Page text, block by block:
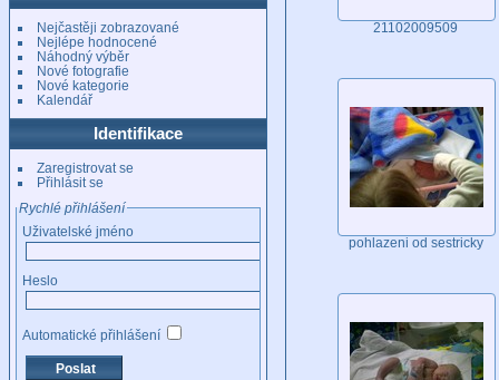
Nejčastěji zobrazované
Nejlépe hodnocené
Náhodný výběr
Nové fotografie
Nové kategorie
Kalendář
Identifikace
Zaregistrovat se
Přihlásit se
Rychlé přihlášení
Uživatelské jméno
Heslo
Automatické přihlášení
21102009509
pohlazeni od sestricky